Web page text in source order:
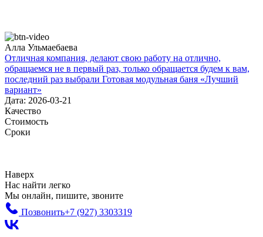
Алла Ульмаебаева
Отличная компания, делают свою работу на отлично,
обращаемся не в первый раз, только обращается будем к вам,
последний раз выбрали Готовая модульная баня «Лучший
вариант»
Дата: 2026-03-21
Качество
Стоимость
Сроки
Наверх
Нас найти легко
Мы онлайн, пишите, звоните
Позвонить+7 (927) 3303319